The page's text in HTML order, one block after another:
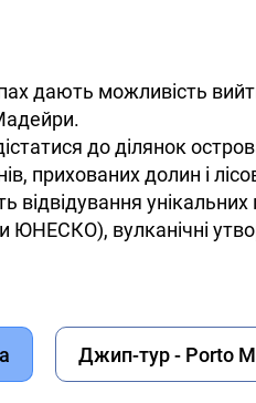
дають можливість
до ділянок
прихованих долин і
унікальних
ЮНЕСКО), вулканічні
Джип-тур - Porto